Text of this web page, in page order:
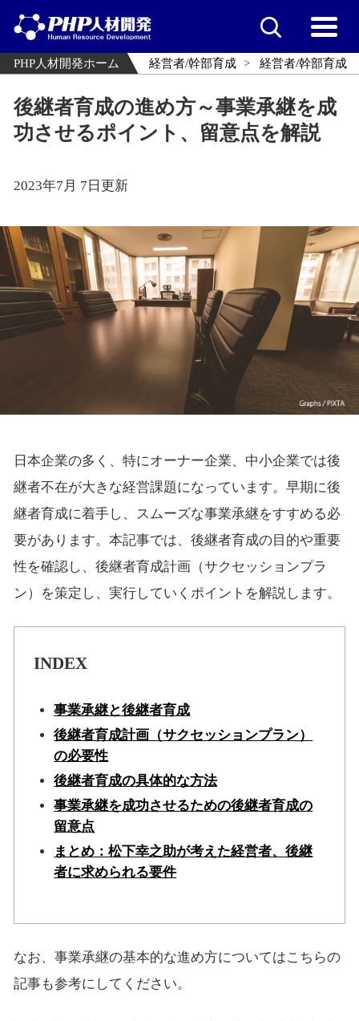
PHP人材開発ホーム 経営者/幹部育成 経営者/幹部育成
後継者育成の進め方～事業承継を成
功させるポイント、留意点を解説
2023年7月 7日更新
日本企業の多く、特にオーナー企業、中小企業では後
継者不在が大きな経営課題になっています。早期に後
継者育成に着手し、スムーズな事業承継をすすめる必
要があります。本記事では、後継者育成の目的や重要
性を確認し、後継者育成計画（サクセッションプラ
ン）を策定し、実行していくポイントを解説します。
INDEX
事業承継と後継者育成
後継者育成計画（サクセッションプラン）
の必要性
後継者育成の具体的な方法
事業承継を成功させるための後継者育成の
留意点
まとめ：松下幸之助が考えた経営者、後継
者に求められる要件
なお、事業承継の基本的な進め方についてはこちらの
記事も参考にしてください。